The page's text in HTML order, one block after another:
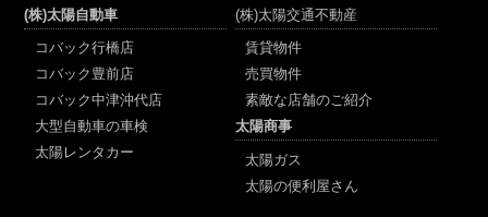
(株)太陽自動車
コバック行橋店
コバック豊前店
コバック中津沖代店
大型自動車の車検
太陽レンタカー
(株)太陽交通不動産
賃貸物件
売買物件
素敵な店舗のご紹介
太陽商事
太陽ガス
太陽の便利屋さん